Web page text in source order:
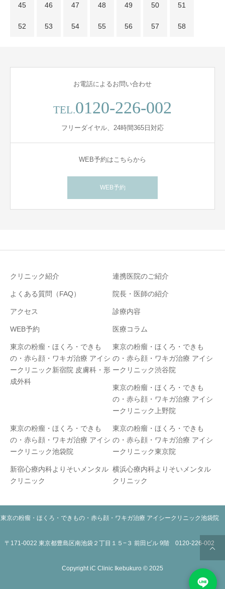
45 46 47 48 49 50 51
52 53 54 55 56 57 58
お電話によるお問い合わせ
TEL.0120-226-002
フリーダイヤル、24時間365日対応
WEB予約はこちらから
WEB予約
クリニック紹介 連携医院のご紹介
よくある質問（FAQ） 院長・医師の紹介
アクセス 診療内容
WEB予約 医療コラム
東京の粉瘤・ほくろ・できも
の・赤ら顔・ワキガ治療 アイシ
ークリニック新宿院 皮膚科・形
成外科
東京の粉瘤・ほくろ・できも
の・赤ら顔・ワキガ治療 アイシ
ークリニック渋谷院
東京の粉瘤・ほくろ・できも
の・赤ら顔・ワキガ治療 アイシ
ークリニック上野院
東京の粉瘤・ほくろ・できも
の・赤ら顔・ワキガ治療 アイシ
ークリニック池袋院
東京の粉瘤・ほくろ・できも
の・赤ら顔・ワキガ治療 アイシ
ークリニック東京院
新宿心療内科よりそいメンタル
クリニック
横浜心療内科よりそいメンタル
クリニック
東京の粉瘤・ほくろ・できもの・赤ら顔・ワキガ治療 アイシークリニック池袋院
〒171-0022 東京都豊島区南池袋２丁目１５−３ 前田ビル 9階 0120-226-002
Copyright iC Clinic Ikebukuro © 2025